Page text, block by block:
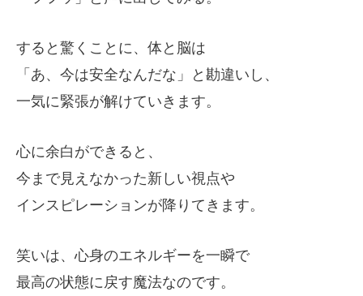
すると驚くことに、体と脳は
「あ、今は安全なんだな」と勘違いし、
一気に緊張が解けていきます。
心に余白ができると、
今まで見えなかった新しい視点や
インスピレーションが降りてきます。
笑いは、心身のエネルギーを一瞬で
最高の状態に戻す魔法なのです。